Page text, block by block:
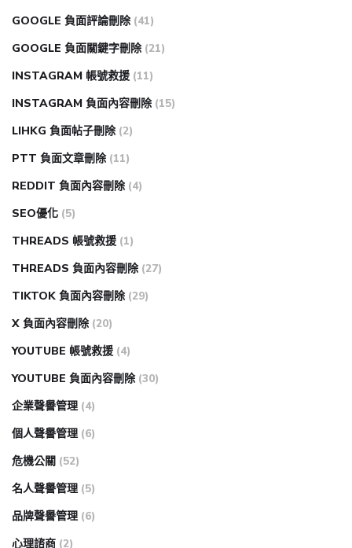
GOOGLE 負面評論刪除 (41)
GOOGLE 負面關鍵字刪除 (21)
INSTAGRAM 帳號救援 (11)
INSTAGRAM 負面內容刪除 (15)
LIHKG 負面帖子刪除 (2)
PTT 負面文章刪除 (11)
REDDIT 負面內容刪除 (4)
SEO優化 (5)
THREADS 帳號救援 (1)
THREADS 負面內容刪除 (27)
TIKTOK 負面內容刪除 (29)
X 負面內容刪除 (20)
YOUTUBE 帳號救援 (4)
YOUTUBE 負面內容刪除 (30)
企業聲譽管理 (4)
個人聲譽管理 (6)
危機公關 (52)
名人聲譽管理 (5)
品牌聲譽管理 (6)
心理諮商 (2)